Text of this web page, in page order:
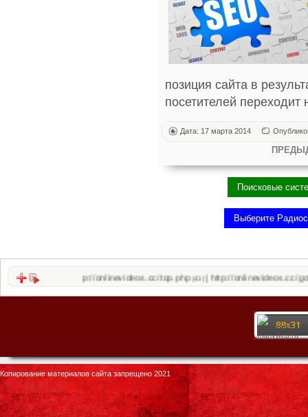
позиция сайта в
посетителей переходит
Дата: 17 марта 2014
http://onlinevideos.cc/top.php(41) |http://onlinevideos.cc/go/out.php(43) |
Копирование материалов сайта запрещено 2021